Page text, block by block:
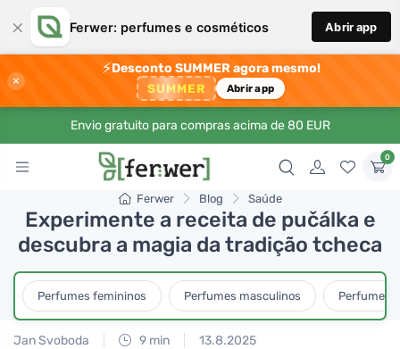
× Ferwer: perfumes e cosméticos Abrir app
×
⚡Desconto SUMMER agora mesmo!
SUMMER Abrir app
Envio gratuito para compras acima de 80 EUR
0
Ferwer Blog Saúde
Experimente a receita de pučálka e
descubra a magia da tradição tcheca
Perfumes femininos Perfumes masculinos Perfumes
Jan Svoboda 9 min 13.8.2025